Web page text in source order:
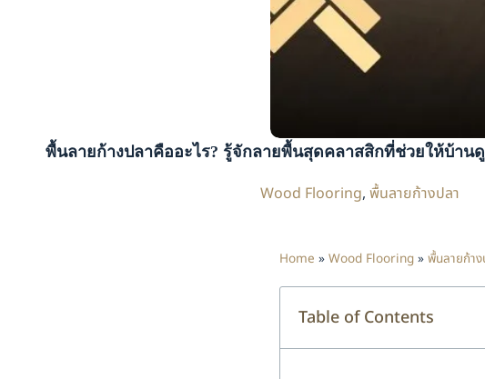
พื้นลายก้างปลาคืออะไร? รู้จักลายพื้นสุดคลาสสิกที่ช่วยให้บ้าน
Wood Flooring, พื้นลายก้างปลา
Home » Wood Flooring » พื้นลายก้าง
Table of Contents